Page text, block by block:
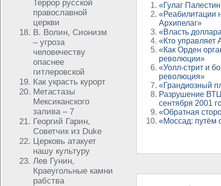
Террор русской
православной
церкви
В. Волин, Сионизм
– угроза
человечеству
опаснее
гитлеровской
Как украсть курорт
Метастазы
Мексиканского
залива – 7
Георгий Гарин,
Советчик из Duke
Церковь атакует
нашу культуру
Лев Гунин,
Краеугольные камни
рабства
«Гулаг
«Реабилитации
Архипелаг»
«Власть
«Кто управляет
«Как Орден
революции»
«Уолл-стрит и
революция»
«Грандиозный
Разрушение
сентября 2001
«Обратная
«Моссад: путём